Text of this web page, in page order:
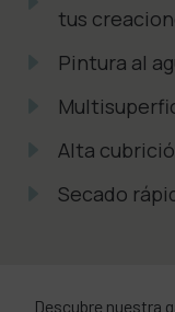
tus
Pintura al
Alta
Secado
Descubre nuestra